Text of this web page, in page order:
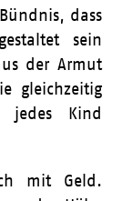
dass
sein
der Armut
gleichzeitig
jedes Kind
mit Geld.